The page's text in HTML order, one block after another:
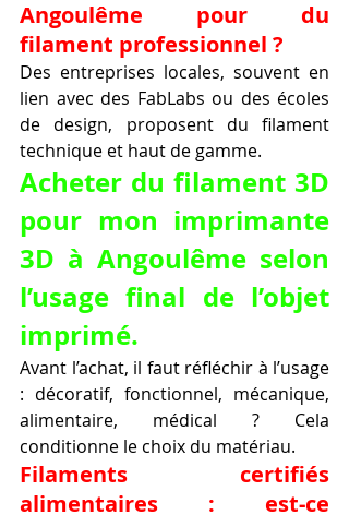
Angoulême pour du
filament professionnel ?
Des entreprises locales, souvent en
lien avec des FabLabs ou des écoles
de design, proposent du filament
technique et haut de gamme.
Acheter du filament 3D
pour mon imprimante
3D à Angoulême selon
l’usage final de l’objet
imprimé.
Avant l’achat, il faut réfléchir à l’usage
: décoratif, fonctionnel, mécanique,
alimentaire, médical ? Cela
conditionne le choix du matériau.
Filaments certifiés
alimentaires : est-ce